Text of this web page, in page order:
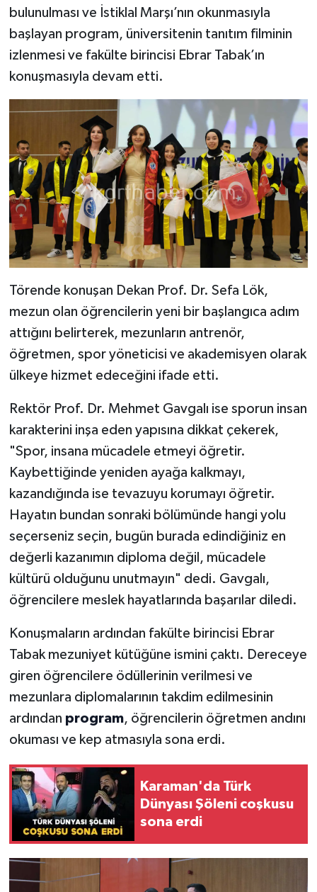
bulunulması ve İstiklal Marşı’nın okunmasıyla
başlayan program, üniversitenin tanıtım filminin
izlenmesi ve fakülte birincisi Ebrar Tabak’ın
konuşmasıyla devam etti.
Törende konuşan Dekan Prof. Dr. Sefa Lök,
mezun olan öğrencilerin yeni bir başlangıca adım
attığını belirterek, mezunların antrenör,
öğretmen, spor yöneticisi ve akademisyen olarak
ülkeye hizmet edeceğini ifade etti.
Rektör Prof. Dr. Mehmet Gavgalı ise sporun insan
karakterini inşa eden yapısına dikkat çekerek,
"Spor, insana mücadele etmeyi öğretir.
Kaybettiğinde yeniden ayağa kalkmayı,
kazandığında ise tevazuyu korumayı öğretir.
Hayatın bundan sonraki bölümünde hangi yolu
seçerseniz seçin, bugün burada edindiğiniz en
değerli kazanımın diploma değil, mücadele
kültürü olduğunu unutmayın" dedi. Gavgalı,
öğrencilere meslek hayatlarında başarılar diledi.
Konuşmaların ardından fakülte birincisi Ebrar
Tabak mezuniyet kütüğüne ismini çaktı. Dereceye
giren öğrencilere ödüllerinin verilmesi ve
mezunlara diplomalarının takdim edilmesinin
ardından program, öğrencilerin öğretmen andını
okuması ve kep atmasıyla sona erdi.
Karaman'da Türk
Dünyası Şöleni coşkusu
sona erdi